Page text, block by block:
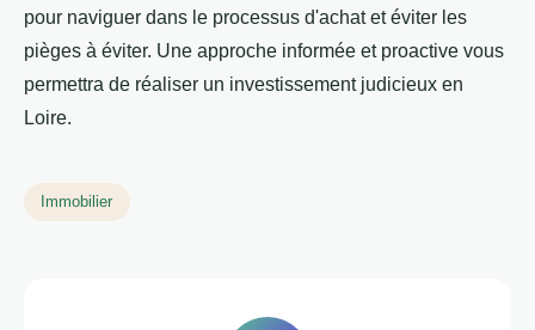
pour naviguer dans le processus d'achat et éviter les
pièges à éviter. Une approche informée et proactive vous
permettra de réaliser un investissement judicieux en
Loire.
Immobilier